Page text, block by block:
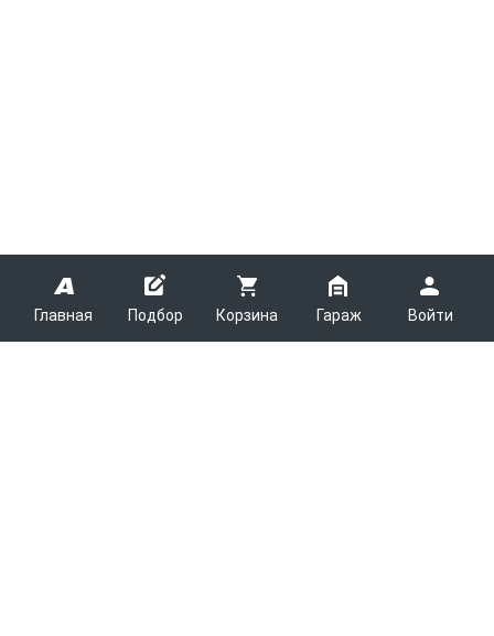
Главная Подбор Корзина Гараж Войти